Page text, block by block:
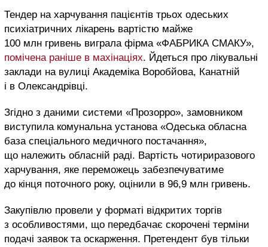
Тендер на харчування пацієнтів трьох одеських
психіатричних лікарень вартістю майже
100 млн гривень виграла фірма «ФАБРИКА СМАКУ»,
помічена раніше в махінаціях. Йдеться про лікувальні
заклади на вулиці Академіка Воробйова, Канатній
і в Олександрівці.
Згідно з даними системи «Прозорро», замовником
виступила комунальна установа «Одеська обласна
база спеціального медичного постачання»,
що належить обласній раді. Вартість чотириразового
харчування, яке переможець забезпечуватиме
до кінця поточного року, оцінили в 96,9 млн гривень.
Закупівлю провели у форматі відкритих торгів
з особливостями, що передбачає скорочені терміни
подачі заявок та оскарження. Претендент був тільки